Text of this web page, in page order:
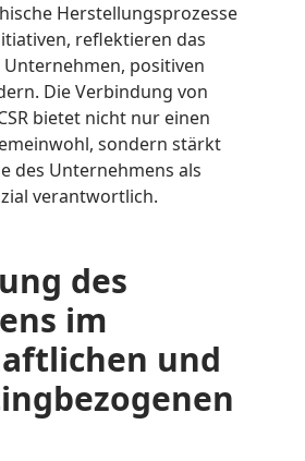
Herstellungsprozesse
reflektieren das
positiven
Die Verbindung von
bietet nicht nur einen
sondern stärkt
des Unternehmens als
verantwortlich.
des
im
und